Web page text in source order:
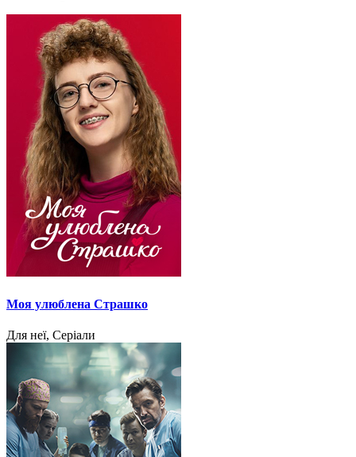
Моя улюблена Страшко
Для неї, Серіали